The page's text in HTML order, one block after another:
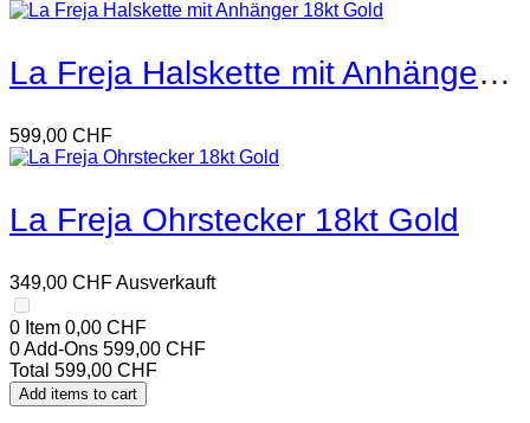
La Freja Halskette mit Anhänger 18kt Gold
599,00 CHF
La Freja Ohrstecker 18kt Gold
349,00 CHFAusverkauft
0 Item 0,00 CHF
0Add-Ons 599,00 CHF
Total 599,00 CHF
Add items to cart